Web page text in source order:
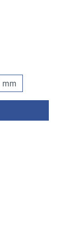
Wert